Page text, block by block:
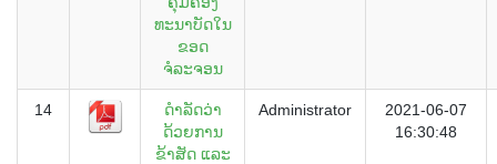
ທະນາບັດໃນ
ຂອດ
ຈໍລະຈອນ
14
ດຳລັດວ່າ
ດ້ວຍການ
ຂ້າສັດ ແລະ
Administrator
2021-06-07
16:30:48